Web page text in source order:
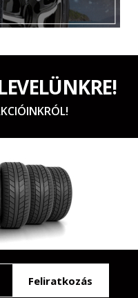
Feliratkozás